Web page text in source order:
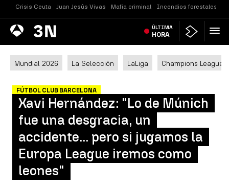
Crisis Ceuta Juan Jesús Vivas Mafia criminal Incendios forestales
Antena
3 Noticias ÚLTIMA
HORA
Mundial 2026 La Selección LaLiga Champions League
FÚTBOL CLUB BARCELONA
Xavi Hernández: "Lo de Múnich
fue una desgracia, un
accidente... pero si jugamos la
Europa League iremos como
leones"